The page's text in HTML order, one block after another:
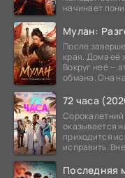
начинает
Мулан:
После
края. Дома её
Вокруг неё —
обмана. Она
72 часа
Сорокалетний
оказывается
приходится
исправить.
Последняя